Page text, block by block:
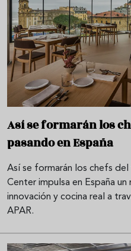
Así se formarán los
pasando en España
Así se formarán los chefs
Center impulsa en España
innovación y cocina real a
APAR.